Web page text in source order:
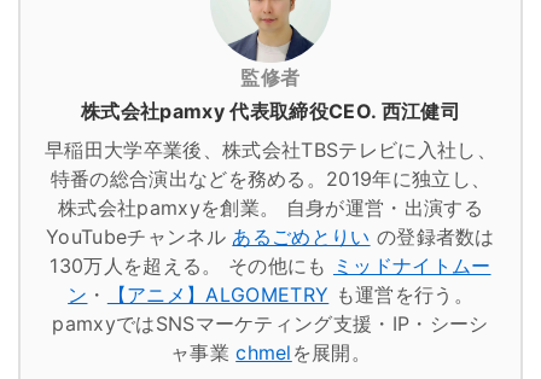
監修者
株式会社pamxy 代表取締役CEO. 西江健司
早稲田大学卒業後、株式会社TBSテレビに入社し、
特番の総合演出などを務める。2019年に独立し、
株式会社pamxyを創業。
自身が運営・出演する
YouTubeチャンネル あるごめとりい の登録者数は
130万人を超える。
その他にも ミッドナイトムー
ン ・ 【アニメ】ALGOMETRY も運営を行う。
pamxyではSNSマーケティング支援・IP・シーシ
ャ事業chmel を展開。